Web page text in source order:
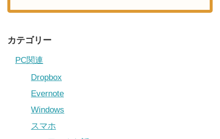
カテゴリー
PC関連
Dropbox
Evernote
Windows
スマホ